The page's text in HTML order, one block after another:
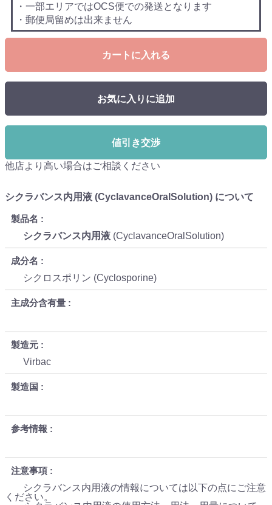
・一部エリアではOCS便での発送となります
・郵便局留めは出来ません
カートに入れる
お気に入りに追加
値引き交渉
他店より高い場合はご相談ください
シクラバンス内用液 (CyclavanceOralSolution) について
製品名
シクラバンス内用液 (CyclavanceOralSolution)
成分名
シクロスポリン (Cyclosporine)
主成分含有量
製造元
Virbac
製造国
参考情報
注意事項
シクラバンス内用液の情報については以下の点にご注意
ください。